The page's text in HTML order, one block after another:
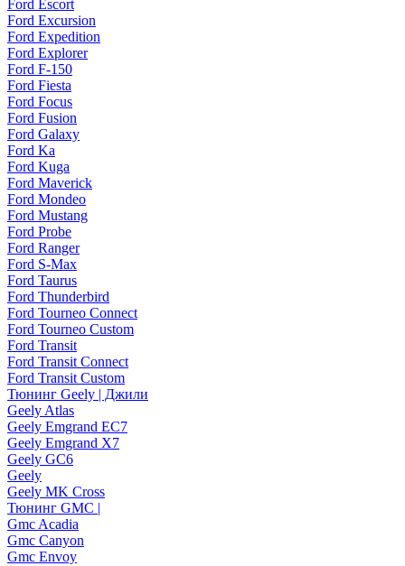
Ford Escort
Ford Excursion
Ford Expedition
Ford Explorer
Ford F-150
Ford Fiesta
Ford Focus
Ford Fusion
Ford Galaxy
Ford Ka
Ford Kuga
Ford Maverick
Ford Mondeo
Ford Mustang
Ford Probe
Ford Ranger
Ford S-Max
Ford Taurus
Ford Thunderbird
Ford Tourneo Connect
Ford Tourneo Custom
Ford Transit
Ford Transit Connect
Ford Transit Custom
Тюнинг Geely | Джили
Geely Atlas
Geely Emgrand EC7
Geely Emgrand X7
Geely GC6
Geely
Geely MK Cross
Тюнинг GMC |
Gmc Acadia
Gmc Canyon
Gmc Envoy